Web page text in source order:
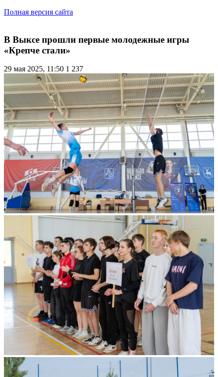
Полная версия сайта
В Выксе прошли первые молодежные игры
«Крепче стали»
29 мая 2025, 11:50 1 237